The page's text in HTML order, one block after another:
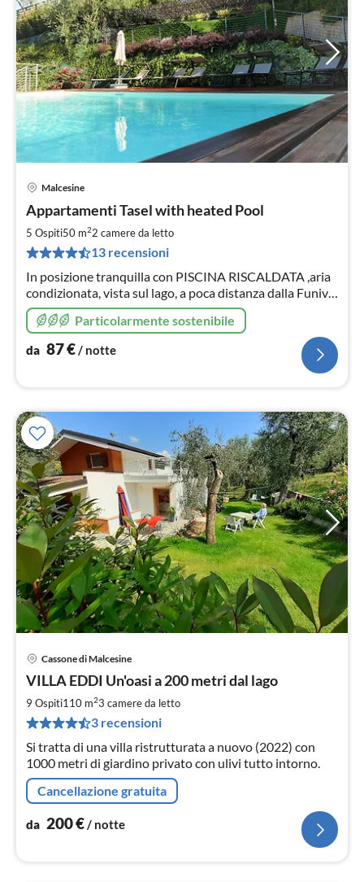
Malcesine
Appartamenti Tasel with heated Pool
5 Ospiti50 m22 camere da letto
13 recensioni
In posizione tranquilla con PISCINA RISCALDATA ,aria
condizionata, vista sul lago, a poca distanza dalla Funivia
Monte Baldo ideale per escursioni a piedi e in bicicletta
Particolarmente sostenibile
da 87€/ notte
Cassone di Malcesine
VILLA EDDI Un'oasi a 200 metri dal lago
9 Ospiti110 m23 camere da letto
3 recensioni
Si tratta di una villa ristrutturata a nuovo (2022) con
1000 metri di giardino privato con ulivi tutto intorno.
Cancellazione gratuita
da 200€/ notte